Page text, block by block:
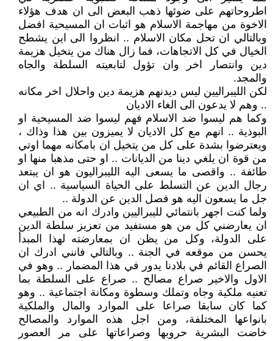
اطروحاتهم على ضوئها ذهب البعض الى ان هدف هؤلاء
الاخوة من مهاجمة الاسلام هو اثبات ان المسيحية افضل
وبالتالي ان تحل مكان الاسلام .. انظروا الى اين يشطح
الخيال في كل الاتجاهات، فما زال هناك من يتخيل هزيمة
دين وانتصار اخر وان تؤول لتابعيته السلطة والجاه
والمجد.
لكن الليبراليين ليس ديدنهم هزيمة دين واحلال اخر مكانه
.. وهم لا يدعون الى الغاء الاديان
وكما هم ليسوا ضد الاسلام فهم ليسوا ضد المسيحية او
البوذية .. انهم مع كل الاديان لا يميزون بين هذا وذاك ،
ويعترضوا بشدة على كل من يتخيل ان بامكانه مهما اوتي
من قوة ان يلغي دينا من الديانات .. او حتى مذهبا منها او
طائفة .. واقصى ما يسعى اليه الليبراليون هو ان يبتعد
رجال الدين عن التسلط على الحياة السياسية .. اي ان
جل ما يسعون اليه هو فصل الدين عن الدولة ..
ولما كنت اجهر بانتمائي لليبراليين وادرك انه من الطبيعي
ان يعارضني كل من هو مستفيد من تعزيز سلطة الدين
على الدولة، وكل من يظن ان بمعارضته لهذا المبدأ
يحسن من موقعه في الجنة .. وبالتالي فانني ادرك ان
الصراع القائم في بلادنا يدور في هذا المضمار .. وهو في
الاول والاخير صراع مصالح .. صراع على السلطة بما
تعنيه ملكية وجاه وتملك وسطوة ومكانة اجتماعية .. وهو
كما كان سابقا صراعا على الموارد والمال والملكية
بانواعها المختلفة، ومن اجل هذه الموارد والمصالح
خاضت البشرية حروبها وصراعاتها على مر العصور